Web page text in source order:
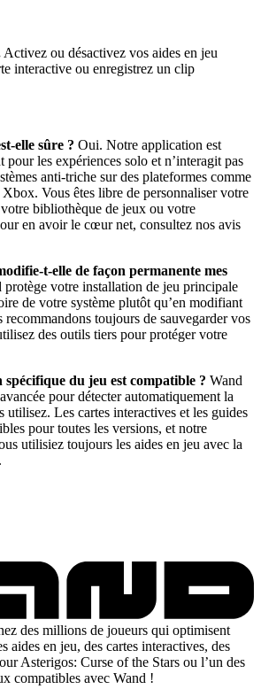
Activez ou désactivez vos aides en jeu
interactive ou enregistrez un clip
elle sûre ? Oui. Notre application est
pour les expériences solo et n’interagit pas
anti-triche sur des plateformes comme
Vous êtes libre de personnaliser votre
bibliothèque de jeux ou votre
en avoir le cœur net, consultez nos avis
t-elle de façon permanente mes
protège votre installation de jeu principale
de votre système plutôt qu’en modifiant
toujours de sauvegarder vos
des outils tiers pour protéger votre
spécifique du jeu est compatible ? Wand
pour détecter automatiquement la
utilisez. Les cartes interactives et les guides
pour toutes les versions, et notre
utilisiez toujours les aides en jeu avec la
des millions de joueurs qui optimisent
aides en jeu, des cartes interactives, des
Asterigos: Curse of the Stars ou l’un des
compatibles avec Wand !